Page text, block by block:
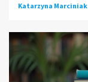
Katarzyna Marciniak